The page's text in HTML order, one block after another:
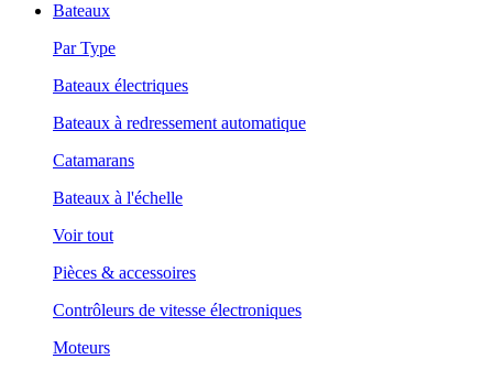
Bateaux
Par Type
Bateaux électriques
Bateaux à redressement automatique
Catamarans
Bateaux à l'échelle
Voir tout
Pièces & accessoires
Contrôleurs de vitesse électroniques
Moteurs